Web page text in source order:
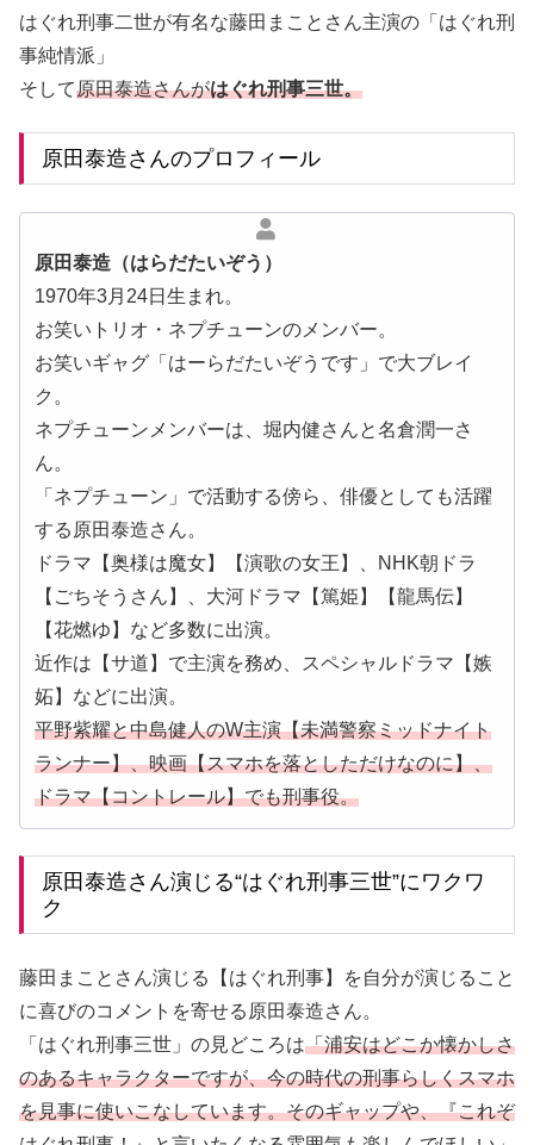
はぐれ刑事二世が有名な藤田まことさん主演の「はぐれ刑
事純情派」
そして原田泰造さんがはぐれ刑事三世。
原田泰造さんのプロフィール
原田泰造（はらだたいぞう）
1970年3月24日生まれ。
お笑いトリオ・ネプチューンのメンバー。
お笑いギャグ「はーらだたいぞうです」で大ブレイ
ク。
ネプチューンメンバーは、堀内健さんと名倉潤一さ
ん。
「ネプチューン」で活動する傍ら、俳優としても活躍
する原田泰造さん。
ドラマ【奥様は魔女】【演歌の女王】、NHK朝ドラ
【ごちそうさん】、大河ドラマ【篤姫】【龍馬伝】
【花燃ゆ】など多数に出演。
近作は【サ道】で主演を務め、スペシャルドラマ【嫉
妬】などに出演。
平野紫耀と中島健人のW主演【未満警察ミッドナイト
ランナー】、映画【スマホを落としただけなのに】、
ドラマ【コントレール】でも刑事役。
原田泰造さん演じる“はぐれ刑事三世”にワクワ
ク
藤田まことさん演じる【はぐれ刑事】を自分が演じること
に喜びのコメントを寄せる原田泰造さん。
「はぐれ刑事三世」の見どころは「浦安はどこか懐かしさ
のあるキャラクターですが、今の時代の刑事らしくスマホ
を見事に使いこなしています。そのギャップや、『これぞ